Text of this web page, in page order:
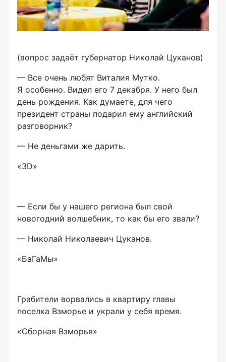
(вопрос задаёт губернатор Николай Цуканов)
— Все очень любят Виталия Мутко.
Я особенно. Видел его 7 декабря. У него был
день рождения. Как думаете, для чего
президент страны подарил ему английский
разговорник?
— Не деньгами же дарить.
«3D»
— Если бы у нашего региона был свой
новогодний волшебник, то как бы его звали?
— Николай Николаевич Цуканов.
«БаГаМы»
Грабители ворвались в квартиру главы
поселка Взморье и украли у себя время.
«Сборная Взморья»